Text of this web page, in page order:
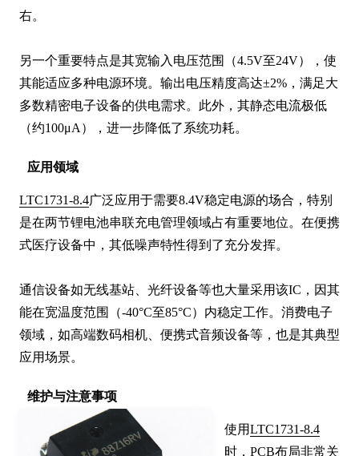
右。
另一个重要特点是其宽输入电压范围（4.5V至24V），使
其能适应多种电源环境。输出电压精度高达±2%，满足大
多数精密电子设备的供电需求。此外，其静态电流极低
（约100μA），进一步降低了系统功耗。
应用领域
LTC1731-8.4广泛应用于需要8.4V稳定电源的场合，特别
是在两节锂电池串联充电管理领域占有重要地位。在便携
式医疗设备中，其低噪声特性得到了充分发挥。
通信设备如无线基站、光纤设备等也大量采用该IC，因其
能在宽温度范围（-40°C至85°C）内稳定工作。消费电子
领域，如高端数码相机、便携式音频设备等，也是其典型
应用场景。
维护与注意事项
使用LTC1731-8.4
时，PCB布局非常关